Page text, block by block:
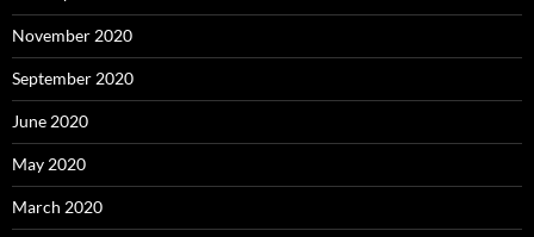
November 2020
September 2020
June 2020
May 2020
March 2020